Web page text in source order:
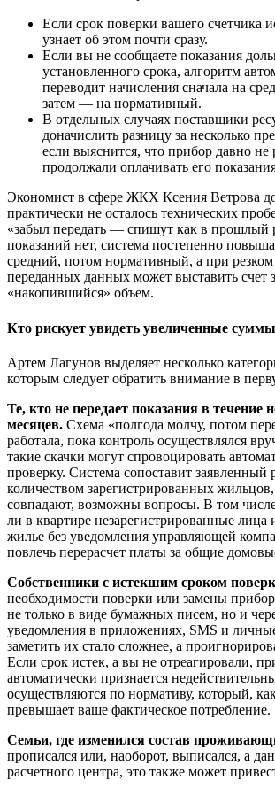
Если срок поверки вашего счетчика
узнает об этом почти сразу.
Если вы не сообщаете показания
установленного срока, алгоритм
переводит начисления сначала на
затем — на нормативный.
В отдельных случаях поставщики
доначислить разницу за несколько
если выяснится, что прибор давно не
продолжали оплачивать его
Экономист в сфере ЖКХ Ксения Ветрова
практически не осталось технических
«забыл передать — спишут как в прошлый
показаний нет, система постепенно
средний, потом нормативный, а при
переданных данных может выставить счет
«накопившийся» объем.
Кто рискует увидеть увеличенные
Артем Лагунов выделяет несколько
которым следует обратить внимание в
Те, кто не передает показания в течение
месяцев. Схема «полгода молчу, потом
работала, пока контроль осуществлялся
такие скачки могут спровоцировать
проверку. Система сопоставит заявленный
количеством зарегистрированных
совпадают, возможны вопросы. В том
ли в квартире незарегистрированные лица
жилье без уведомления управляющей
повлечь перерасчет платы за общие
Собственники с истекшим сроком
необходимости поверки или замены
не только в виде бумажных писем, но и
уведомления в приложениях, SMS и
заметить их стало сложнее, а
Если срок истек, а вы не отреагировали,
автоматически признается
осуществляются по нормативу, который,
превышает ваше фактическое потребление.
Семьи, где изменился состав
прописался или, наоборот, выписался, а
расчетного центра, это также может